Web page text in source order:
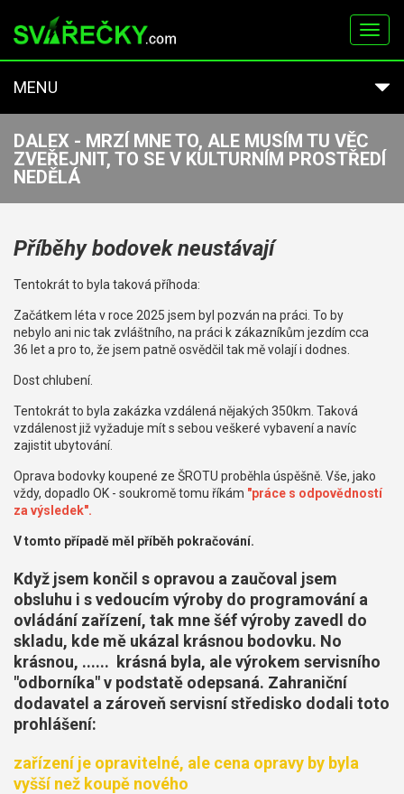
MENU
DALEX - MRZÍ MNE TO, ALE MUSÍM TU VĚC
ZVEŘEJNIT, TO SE V KULTURNÍM PROSTŘEDÍ
NEDĚLÁ
Příběhy bodovek neustávají
Tentokrát to byla taková příhoda:
Začátkem léta v roce 2025 jsem byl pozván na práci. To by
nebylo ani nic tak zvláštního, na práci k zákazníkům jezdím cca
36 let a pro to, že jsem patně osvědčil tak mě volají i dodnes.
Dost chlubení.
Tentokrát to byla zakázka vzdálená nějakých 350km. Taková
vzdálenost již vyžaduje mít s sebou veškeré vybavení a navíc
zajistit ubytování.
Oprava bodovky koupené ze ŠROTU proběhla úspěšně. Vše, jako
vždy, dopadlo OK - soukromě tomu říkám "práce s odpovědností
za výsledek".
V tomto případě měl příběh pokračování.
Když jsem končil s opravou a zaučoval jsem
obsluhu i s vedoucím výroby do programování a
ovládání zařízení, tak mne šéf výroby zavedl do
skladu, kde mě ukázal krásnou bodovku. No
krásnou, ...... krásná byla, ale výrokem servisního
"odborníka" v podstatě odepsaná. Zahraniční
dodavatel a zároveň servisní středisko dodali toto
prohlášení:
zařízení je opravitelné, ale cena opravy by byla
vyšší než koupě nového